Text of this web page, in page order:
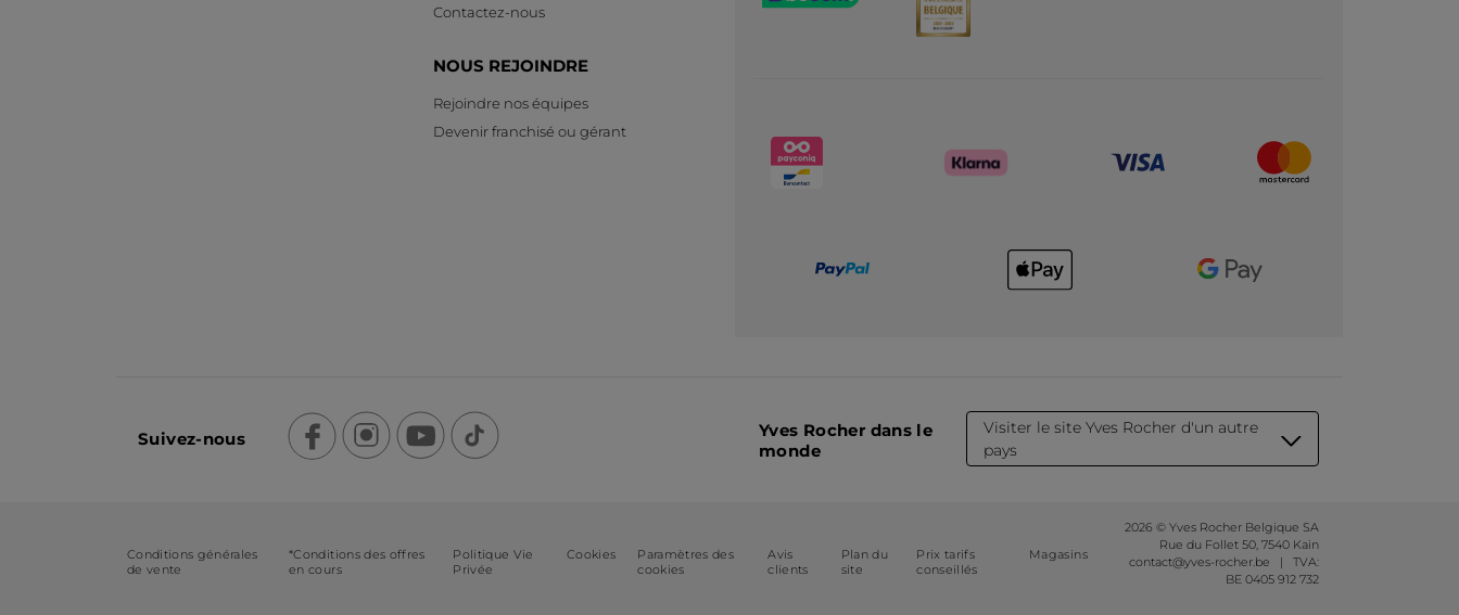
Contactez-nous
NOUS REJOINDRE
Rejoindre nos équipes
Devenir franchisé ou gérant
Suivez-nous
Yves Rocher dans le
monde
Visiter le site Yves Rocher d'un autre
pays
Conditions générales
de vente
*Conditions des offres
en cours
Politique Vie
Privée
Cookies
Paramètres des
cookies
Avis
clients
Plan du
site
Prix tarifs
conseillés
Magasins
2026 © Yves Rocher Belgique SA
Rue du Follet 50, 7540 Kain
contact@yves-rocher.be | TVA:
BE 0405 912 732